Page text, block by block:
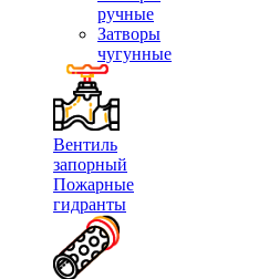
ручные
Затворы
чугунные
Вентиль
запорный
Пожарные
гидранты